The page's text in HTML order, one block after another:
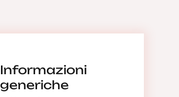
Informazioni
generiche